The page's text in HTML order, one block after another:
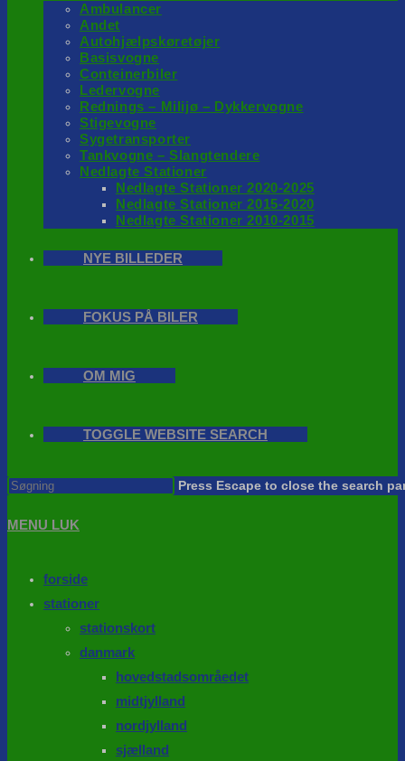
Ambulancer
Andet
Autohjælpskøretøjer
Basisvogne
Conteinerbiler
Ledervogne
Rednings – Milijø – Dykkervogne
Stigevogne
Sygetransporter
Tankvogne – Slangtendere
Nedlagte Stationer
Nedlagte Stationer 2020-2025
Nedlagte Stationer 2015-2020
Nedlagte Stationer 2010-2015
NYE BILLEDER
FOKUS PÅ BILER
OM MIG
TOGGLE WEBSITE SEARCH
Press Escape to close the search
MENU LUK
forside
stationer
stationskort
danmark
hovedstadsområedet
midtjylland
nordjylland
sjælland